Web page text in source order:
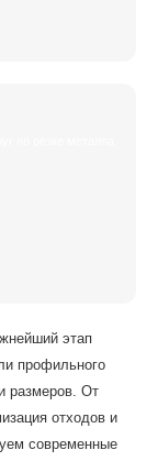
этап
профильного
размеров. От
отходов и
современные